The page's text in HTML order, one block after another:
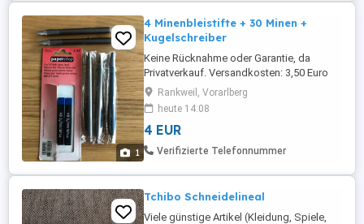
1
4 Minenbleistifte + 30 Minen +
Kugelschreiber
Keine Rücknahme oder Garantie, da
Privatverkauf. Versandkosten: 3,50 Euro
Viele günstige Artikel (Kleidung, Spiele,
Bücher) finden sie noch auf meiner Seite!
Rankweil, Vorarlberg
heute 14:08
4 EUR
Verifizierte Telefonnummer
Tchibo Schneidelineal
Viele günstige Artikel (Kleidung, Spiele,